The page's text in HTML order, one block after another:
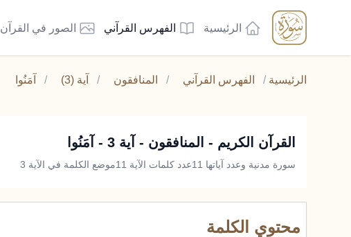
الرئيسية الفهرس القرآني الصور في القرآن
الرئيسية / الفهرس القرآني / المنافقون / آية (3) / آمَنُوا
القرآن الكريم - المنافقون - آية 3 - آمَنُوا
سورة مدنية وعدد آياتها 11 عدد كلمات الآية 11 موضع الكلمة في الآية 3
محتوي الكلمة